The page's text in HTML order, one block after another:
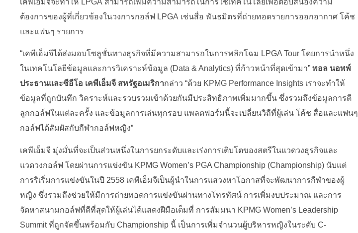
ต้องการของผู้ที่เกี่ยวข้องในวงการกอล์ฟ LPGA เช่นสื่อ พันธมิตรที่ถ่ายทอดรายการออกอากาศ โค้ช
และแฟนๆ รายการ
“เคพีเอ็มจีได้ส่งมอบโซลูชั่นทางธุรกิจที่มีความสามารถในการพลิกโฉม LPGA Tour โดยการนำหนึ่ง
ในเทคโนโลยีข้อมูลและการวิเคราะห์ข้อมูล (Data & Analytics) ที่ก้าวหน้าที่สุดเข้ามา” พอล นอพพ์
ประธานและซีอีโอ เคพีเอ็มจี สหรัฐอเมริกากล่าว “ด้วย KPMG Performance Insights เราจะทำให้
ข้อมูลที่ถูกบันทึก วิคราะห์และรวบรวมเข้าด้วยกันมีประสิทธิภาพเพิ่มมากขึ้น ซึ่งรวมถึงข้อมูลการตี
ลูกกอล์ฟในแต่ละครั้ง และข้อมูลการเล่นทุกรอบ แพลตฟอร์มนี้จะเปลี่ยนวิถีที่ผู้เล่น โค้ช สื่อและแฟนๆ
กอล์ฟได้สัมผัสกับกีฬากอล์ฟหญิง”
เคพีเอ็มจี มุ่งมั่นที่จะเป็นส่วนหนึ่งในการยกระดับและเร่งการเติบโตของสตรีในแวดวงธุรกิจและ
แวดวงกอล์ฟ โดยผ่านการแข่งขัน KPMG Women’s PGA Championship (Championship) นับแต่
การริเริ่มการแข่งขันในปี 2558 เคพีเอ็มจีเป็นผู้นำในการแสวงหาโอกาสที่จะพัฒนาการกีฬาของผู้
หญิง ซึ่งรวมถึงช่วยให้มีการถ่ายทอดการแข่งขันผ่านทางโทรทัศน์ การเพิ่มงบประมาณ และการ
จัดหาสนามกอล์ฟที่ดีที่สุดให้ผู้เล่นได้แสดงฝีมือเต็มที่ การสัมมนา KPMG Women’s Leadership
Summit ที่ถูกจัดขึ้นพร้อมกับ Championship นี้ เป็นการเพิ่มจำนวนผู้บริหารหญิงในระดับ C-